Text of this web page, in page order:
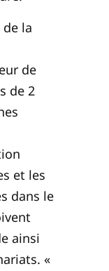
la
de
de 2
et les
dans le
ainsi
«